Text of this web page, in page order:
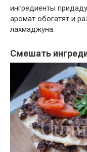
ингредиенты
аромат обогатят и
лахмаджуна.
Смешать